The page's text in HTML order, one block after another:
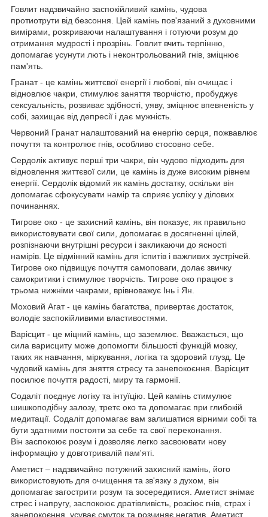
Говлит надзвичайно заспокійливий камінь, чудова
протиотрути від безсоння. Цей камінь пов'язаний з духовними
вимірами, розкриваючи налаштування і готуючи розум до
отримання мудрості і прозрінь. Говлит вчить терпінню,
допомагає усунути лють і неконтрольований гнів, зміцнює
пам'ять.
Гранат - це камінь життєвої енергії і любові, він очищає і
відновлює чакри, стимулює заняття творчістю, пробуджує
сексуальність, розвиває здібності, уяву, зміцнює впевненість у
собі, захищає від депресії і дає мужність.
Червоний Гранат налаштований на енергію серця, пожвавлює
почуття та контролює гнів, особливо стосовно себе.
Сердолік активує перші три чакри, він чудово підходить для
відновлення життєвої сили, це камінь із дуже високим рівнем
енергії. Сердолік відомий як камінь достатку, оскільки він
допомагає сфокусувати намір та сприяє успіху у ділових
починаннях.
Тигрове око - це захисний камінь, він показує, як правильно
використовувати свої сили, допомагає в досягненні цілей,
розпізнаючи внутрішні ресурси і закликаючи до ясності
намірів. Це відмінний камінь для іспитів і важливих зустрічей.
Тигрове око підвищує почуття самоповаги, долає звичку
самокритики і стимулює творчість. Тигрове око працює з
трьома нижніми чакрами, врівноважує Інь і Ян.
Моховий Агат - це камінь багатства, привертає достаток,
володіє заспокійливими властивостями.
Варісцит - це міцний камінь, що заземлює. Вважається, що
сила варисциту може допомогти більшості функцій мозку,
таких як навчання, міркування, логіка та здоровий глузд. Це
чудовий камінь для зняття стресу та занепокоєння. Варісцит
посилює почуття радості, миру та гармонії.
Содаліт поєднує логіку та інтуїцію. Цей камінь стимулює
шишкоподібну залозу, третє око та допомагає при глибокій
медитації. Содаліт допомагає вам залишатися вірними собі та
бути здатними постояти за себе та свої переконання.
Він заспокоює розум і дозволяє легко засвоювати нову
інформацію у довготривалій пам'яті.
Аметист – надзвичайно потужний захисний камінь, його
використовують для очищення та зв'язку з духом, він
допомагає загострити розум та зосередитися. Аметист знімає
стрес і напругу, заспокоює дратівливість, розсіює гнів, страх і
занепокоєння, усуває смуток та розчиняє негатив. Аметист